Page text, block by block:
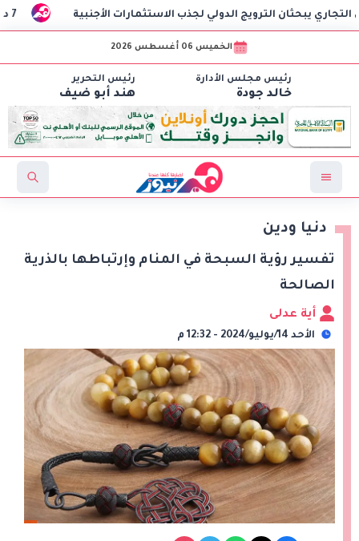
7 دول عربية وإسلامية تدين الانتهاكات الإسرائيلية في غزة وتطالب المجتمع الدولي بتحرك عاجل الدولي لجذب الاستثمارات الأجنبية
الخميس 06 أغسطس 2026
رئيس مجلس الأدارة
خالد جودة
رئيس التحرير
هند أبو ضيف
دنيا ودين
تفسير رؤية السبحة في المنام وإرتباطها بالذرية
الصالحة
أية عدلى
الأحد 14/يوليو/2024 - 12:32 م